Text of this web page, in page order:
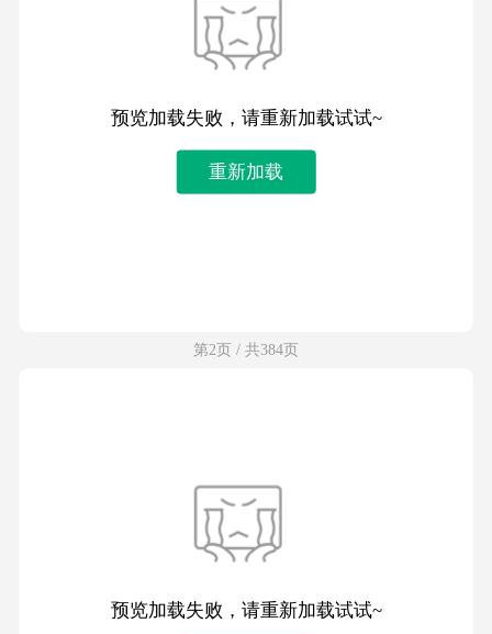
预览加载失败，请重新加载试试~
重新加载
第2页 / 共384页
预览加载失败，请重新加载试试~